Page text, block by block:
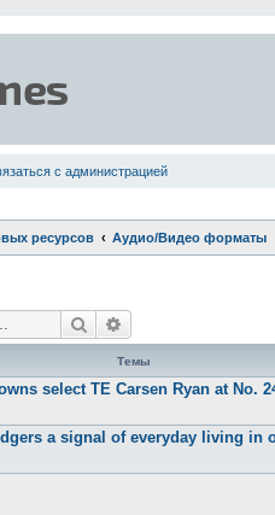
с администрацией
ресурсов Аудио/Видео форматы
Поиск
Темы
select TE Carsen Ryan at No.
a signal of everyday living in